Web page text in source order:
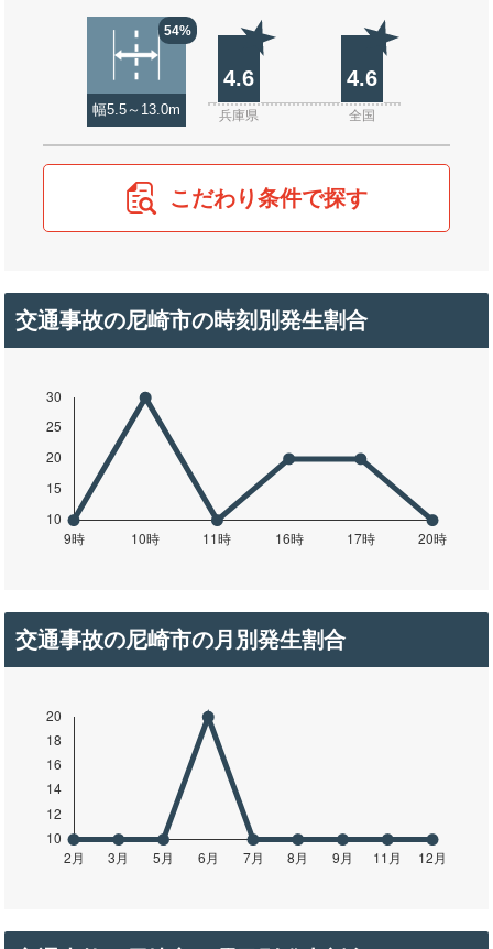
54%
幅5.5～13.0m
4.6 4.6
兵庫県 全国
こだわり条件で探す
交通事故の尼崎市の時刻別発生割合
交通事故の尼崎市の月別発生割合